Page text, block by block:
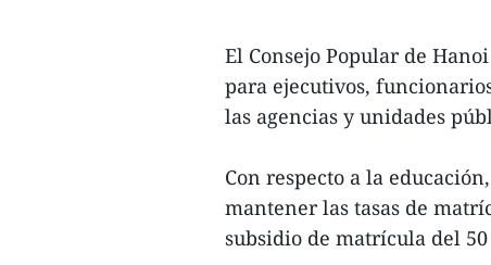
El Consejo Popular de
para ejecutivos,
las agencias y unidades
Con respecto a la
mantener las tasas de
subsidio de matrícula del